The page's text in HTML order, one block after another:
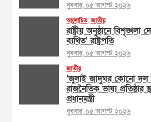
বুধবার, ০৫ আগস্ট ২০২৬
আলোচিত জাতীয়
রাষ্ট্রীয় অনুষ্ঠানে বিশৃঙ্খলা
ব্যথিত’ রাষ্ট্রপতি
বুধবার, ০৫ আগস্ট ২০২৬
জাতীয়
‘জুলাই জাদুঘর কোনো দল
রাজনৈতিক ভাষ্য প্রতিষ্ঠার
প্রধানমন্ত্রী
বুধবার, ০৫ আগস্ট ২০২৬